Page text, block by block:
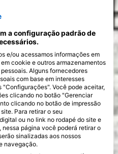
a configuração padrão de
e/ou acessamos informações em
cookie e outros armazenamentos
Alguns fornecedores
com base em interesses
"Configurações". Você pode aceitar,
clicando no botão "Gerenciar
clicando no botão de impressão
Para retirar o seu
ou no link no rodapé do site e
página você poderá retirar o
sinalizadas aos nossos
navegação.